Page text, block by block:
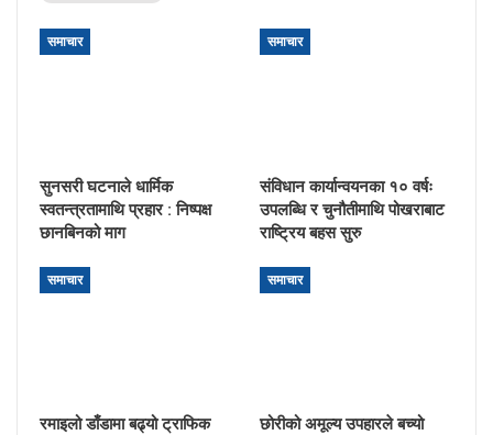
समाचार
सुनसरी घटनाले धार्मिक
स्वतन्त्रतामाथि प्रहार : निष्पक्ष
छानबिनको माग
समाचार
संविधान कार्यान्वयनका १० वर्षः
उपलब्धि र चुनौतीमाथि पोखराबाट
राष्ट्रिय बहस सुरु
समाचार
रमाइलो डाँडामा बढ्यो ट्राफिक
समाचार
छोरीको अमूल्य उपहारले बच्यो